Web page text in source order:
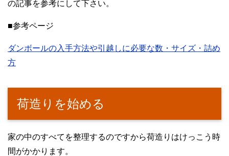
の記事を参考にして下さい。
■参考ページ
ダンボールの入手方法や引越しに必要な数・サイズ・詰め
方
荷造りを始める
家の中のすべてを整理するのですから荷造りはけっこう時
間がかかります。